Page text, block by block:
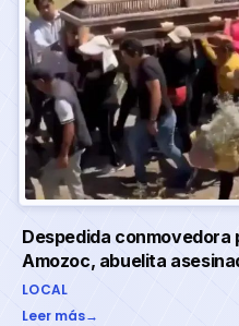
Despedida conmovedora
Amozoc, abuelita
LOCAL
Leer más→